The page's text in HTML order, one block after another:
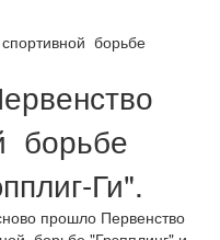
борьбе
борьбе
Ги".
прошло Первенство